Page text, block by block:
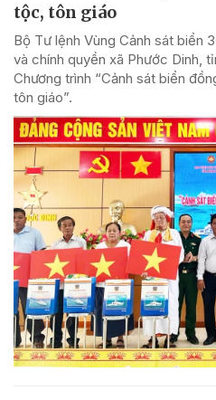
tộc, tôn giáo
Bộ Tư lệnh Vùng Cảnh sát biển
và chính quyền xã Phước Dinh,
Chương trình “Cảnh sát biển
tôn giáo”.